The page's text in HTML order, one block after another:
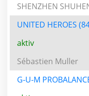
SHENZHEN
UNITED HEROES
aktiv
Sébastien Muller
G-U-M